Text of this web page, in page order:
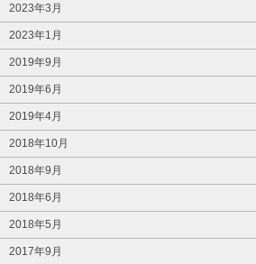
2023年3月
2023年1月
2019年9月
2019年6月
2019年4月
2018年10月
2018年9月
2018年6月
2018年5月
2017年9月